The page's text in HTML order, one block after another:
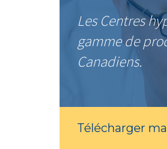
Les Centres
gamme de
Canadiens.
Télécharger